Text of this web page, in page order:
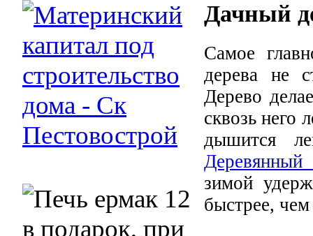
Дачный
Самое
дерева не
Дерево
сквозь него
дышится
зимой
быстрее,